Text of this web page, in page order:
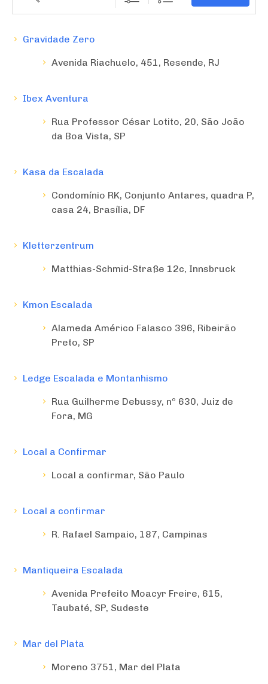
Gravidade Zero
Avenida Riachuelo, 451, Resende, RJ
Ibex Aventura
Rua Professor César Lotito, 20, São João
da Boa Vista, SP
Kasa da Escalada
Condomínio RK, Conjunto Antares, quadra P,
casa 24, Brasília, DF
Kletterzentrum
Matthias-Schmid-Straße 12c, Innsbruck
Kmon Escalada
Alameda Américo Falasco 396, Ribeirão
Preto, SP
Ledge Escalada e Montanhismo
Rua Guilherme Debussy, nº 630, Juiz de
Fora, MG
Local a Confirmar
Local a confirmar, São Paulo
Local a confirmar
R. Rafael Sampaio, 187, Campinas
Mantiqueira Escalada
Avenida Prefeito Moacyr Freire, 615,
Taubaté, SP, Sudeste
Mar del Plata
Moreno 3751, Mar del Plata